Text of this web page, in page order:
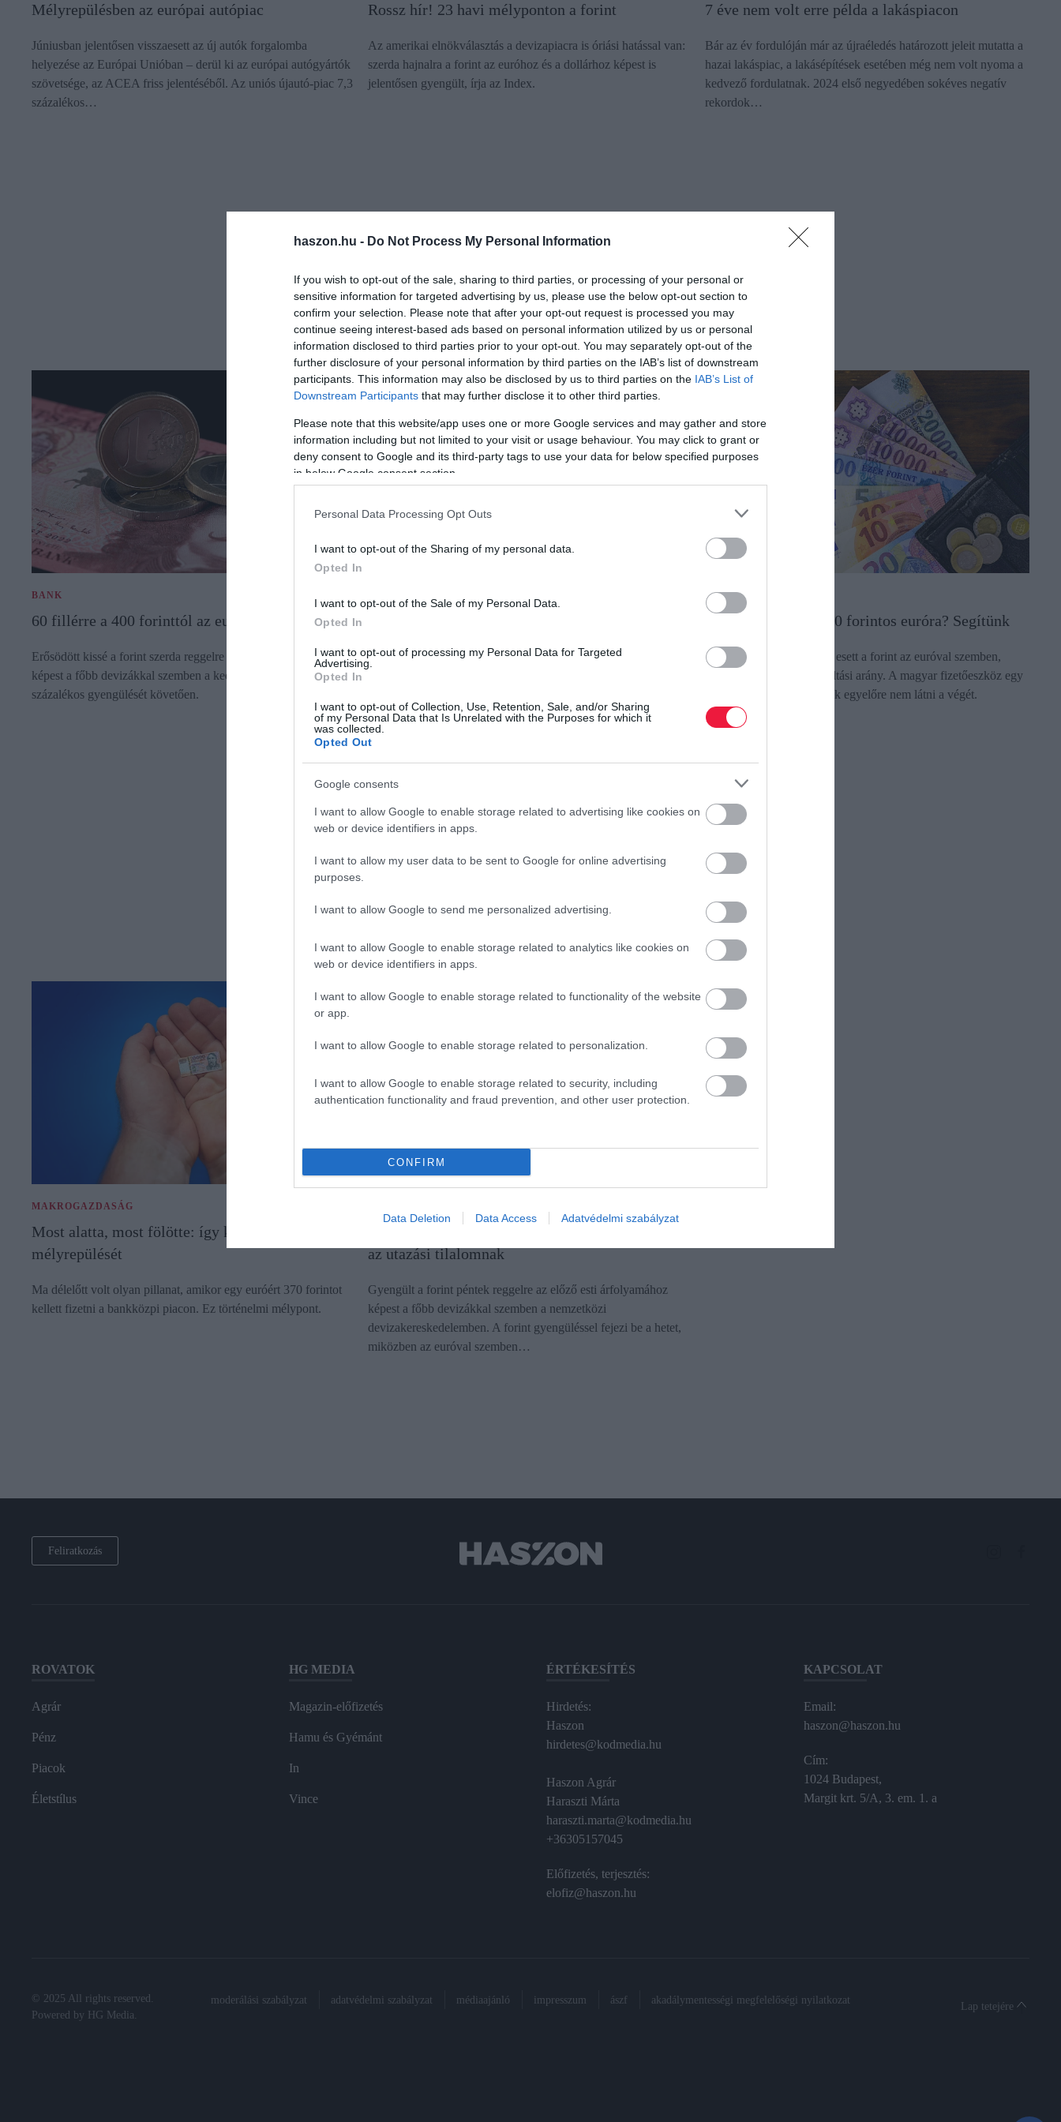
haszon.hu - Do Not Process My Personal Information
If you wish to opt-out of the sale, sharing to third parties, or processing of your personal or
sensitive information for targeted advertising by us, please use the below opt-out section to
confirm your selection. Please note that after your opt-out request is processed you may
continue seeing interest-based ads based on personal information utilized by us or personal
information disclosed to third parties prior to your opt-out. You may separately opt-out of the
further disclosure of your personal information by third parties on the IAB’s list of downstream
participants. This information may also be disclosed by us to third parties on the IAB’s List of
Downstream Participants that may further disclose it to other third parties.
Please note that this website/app uses one or more Google services and may gather and store
information including but not limited to your visit or usage behaviour. You may click to grant or
deny consent to Google and its third-party tags to use your data for below specified purposes
in below Google consent section.
Personal Data Processing Opt Outs
I want to opt-out of the Sharing of my personal data.
Opted In
I want to opt-out of the Sale of my Personal Data.
Opted In
I want to opt-out of processing my Personal Data for Targeted
Advertising.
Opted In
I want to opt-out of Collection, Use, Retention, Sale, and/or Sharing
of my Personal Data that Is Unrelated with the Purposes for which it
was collected.
Opted Out
Google consents
I want to allow Google to enable storage related to advertising like cookies on
web or device identifiers in apps.
I want to allow my user data to be sent to Google for online advertising
purposes.
I want to allow Google to send me personalized advertising.
I want to allow Google to enable storage related to analytics like cookies on
web or device identifiers in apps.
I want to allow Google to enable storage related to functionality of the website
or app.
I want to allow Google to enable storage related to personalization.
I want to allow Google to enable storage related to security, including
authentication functionality and fraud prevention, and other user protection.
CONFIRM
Data Deletion Data Access Adatvédelmi szabályzat
Mélyrepülésben az európai autópiac
Júniusban jelentősen visszaesett az új autók forgalomba
helyezése az Európai Unióban – derül ki az európai autógyártók
szövetsége, az ACEA friss jelentéséből. Az uniós újautó-piac 7,3
százalékos…
Rossz hír! 23 havi mélyponton a forint
Az amerikai elnökválasztás a devizapiacra is óriási hatással van:
szerda hajnalra a forint az euróhoz és a dollárhoz képest is
jelentősen gyengült, írja az Index.
7 éve nem volt erre példa a lakáspiacon
Bár az év fordulóján már az újraéledés határozott jeleit mutatta a
hazai lakáspiac, a lakásépítések esetében még nem volt nyoma a
kedvező fordulatnak. 2024 első negyedében sokéves negatív
rekordok…
BANK
60 fillérre a 400 forinttól az euró
Erősödött kissé a forint szerda reggelre az előző esti jegyzéséhez
képest a főbb devizákkal szemben a keddi, közel másfél
százalékos gyengülését követően.
Az év eddigi leggyengébb hónapját zárta az ingatlanpiac
százalékos…
MAKROGAZDASÁG
Emlékszel még a 250 forintos euróra? Segítünk
Új, történelmi mélypontra esett a forint az euróval szemben,
kedden 1:372 volt az átváltási arány. A magyar fizetőeszköz egy
ideje tartó mélyrepülésének egyelőre nem látni a végét.
MAKROGAZDASÁG
Most alatta, most fölötte: így követheted a forint
mélyrepülését
Ma délelőtt volt olyan pillanat, amikor egy euróért 370 forintot
kellett fizetni a bankközpi piacon. Ez történelmi mélypont.
az utazási tilalomnak
Gyengült a forint péntek reggelre az előző esti árfolyamához
képest a főbb devizákkal szemben a nemzetközi
devizakereskedelemben. A forint gyengüléssel fejezi be a hetet,
miközben az euróval szemben…
Feliratkozás
ROVATOK
Agrár
Pénz
Piacok
Életstílus
HG MEDIA
Magazin-előfizetés
Hamu és Gyémánt
In
Vince
ÉRTÉKESÍTÉS
Hirdetés:
Haszon
hirdetes@kodmedia.hu
Haszon Agrár
Haraszti Márta
haraszti.marta@kodmedia.hu
+36305157045
Előfizetés, terjesztés:
elofiz@haszon.hu
KAPCSOLAT
Email:
haszon@haszon.hu
Cím:
1024 Budapest,
Margit krt. 5/A, 3. em. 1. a
© 2025 All rights reserved.
Powered by HG Media
moderálási szabályzat adatvédelmi szabályzat médiaajánló impresszum ászf akadálymentességi megfelelőségi nyilatkozat
Lap tetejére